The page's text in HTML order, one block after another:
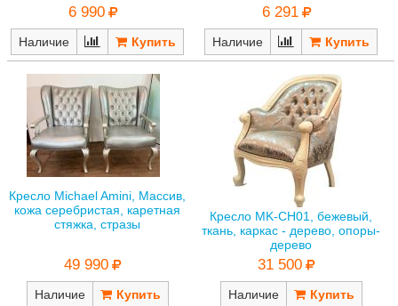
6 990
Наличие
6 291
Наличие
Кресло Michael Amini, Массив,
кожа серебристая, каретная
стяжка, стразы
49 990
Наличие
Кресло MK-CH01, бежевый,
ткань, каркас - дерево, опоры-
дерево
31 500
Наличие